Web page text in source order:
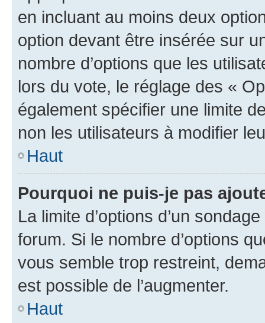
en incluant au moins deux
option devant être insérée sur
nombre d’options que les
lors du vote, le réglage des «
également spécifier une limite
non les utilisateurs à modifier
Haut
Pourquoi ne puis-je pas
La limite d’options d’un
forum. Si le nombre d’options
vous semble trop restreint,
est possible de l’augmenter.
Haut